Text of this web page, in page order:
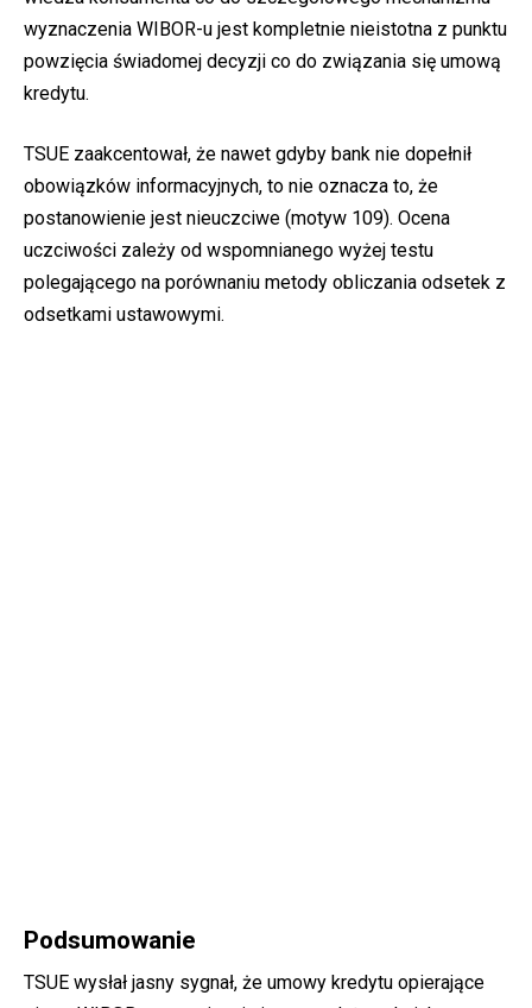
wyznaczenia WIBOR-u jest kompletnie nieistotna z punktu
powzięcia świadomej decyzji co do związania się umową
kredytu.
TSUE zaakcentował, że nawet gdyby bank nie dopełnił
obowiązków informacyjnych, to nie oznacza to, że
postanowienie jest nieuczciwe (motyw 109). Ocena
uczciwości zależy od wspomnianego wyżej testu
polegającego na porównaniu metody obliczania odsetek z
odsetkami ustawowymi.
Podsumowanie
TSUE wysłał jasny sygnał, że umowy kredytu opierające